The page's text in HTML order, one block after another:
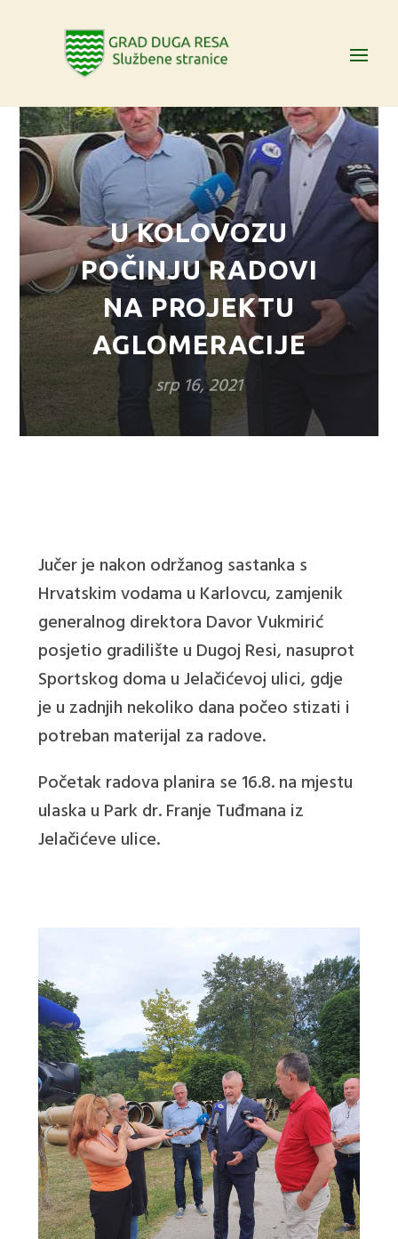
U KOLOVOZU
POČINJU RADOVI
NA PROJEKTU
AGLOMERACIJE
srp 16, 2021
Jučer je nakon održanog sastanka s
Hrvatskim vodama u Karlovcu, zamjenik
generalnog direktora Davor Vukmirić
posjetio gradilište u Dugoj Resi, nasuprot
Sportskog doma u Jelačićevoj ulici, gdje
je u zadnjih nekoliko dana počeo stizati i
potreban materijal za radove.
Početak radova planira se 16.8. na mjestu
ulaska u Park dr. Franje Tuđmana iz
Jelačićeve ulice.